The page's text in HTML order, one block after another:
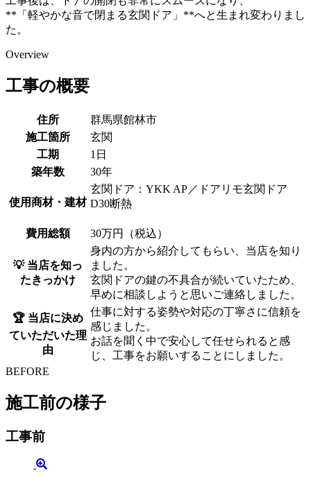
**「軽やかな音で閉まる玄関ドア」**へと生まれ変わりまし
た。
Overview
工事の概要
住所
群馬県館林市
施工箇所
玄関
工期
1日
築年数
30年
使用商材・建材
玄関ドア：YKK AP／ドアリモ玄関ドア
D30断熱
費用総額 30万円（税込）
💡 当店を知っ
たきっかけ
身内の方から紹介してもらい、当店を知り
ました。
玄関ドアの鍵の不具合が続いていたため、
早めに相談しようと思いご連絡しました。
🏆 当店に決め
ていただいた理
由
仕事に対する姿勢や対応の丁寧さに信頼を
感じました。
お話を聞く中で安心して任せられると感
じ、工事をお願いすることにしました。
BEFORE
施工前の様子
工事前